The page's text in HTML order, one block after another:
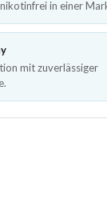
in einer
mit zuverlässiger